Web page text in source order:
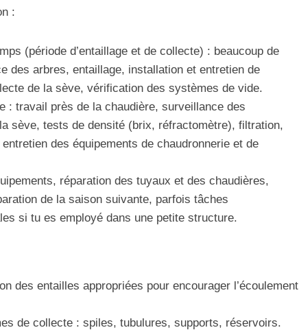
:
(période d’entaillage et de collecte) : beaucoup de
des arbres, entaillage, installation et entretien de
de la sève, vérification des systèmes de vide.
: travail près de la chaudière, surveillance des
sève, tests de densité (brix, réfractomètre), filtration,
des équipements de chaudronnerie et de
réparation des tuyaux et des chaudières,
de la saison suivante, parfois tâches
si tu es employé dans une petite structure.
des entailles appropriées pour encourager l’écoulement
de collecte : spiles, tubulures, supports, réservoirs.